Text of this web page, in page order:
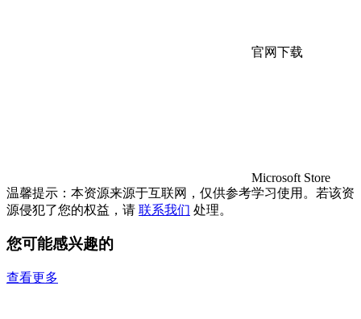
官网下载
Microsoft Store
温馨提示：本资源来源于互联网，仅供参考学习使用。若该资
源侵犯了您的权益，请 联系我们 处理。
您可能感兴趣的
查看更多